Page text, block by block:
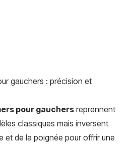
gauchers : précision et
pour gauchers reprennent
classiques mais inversent
et de la poignée pour offrir une